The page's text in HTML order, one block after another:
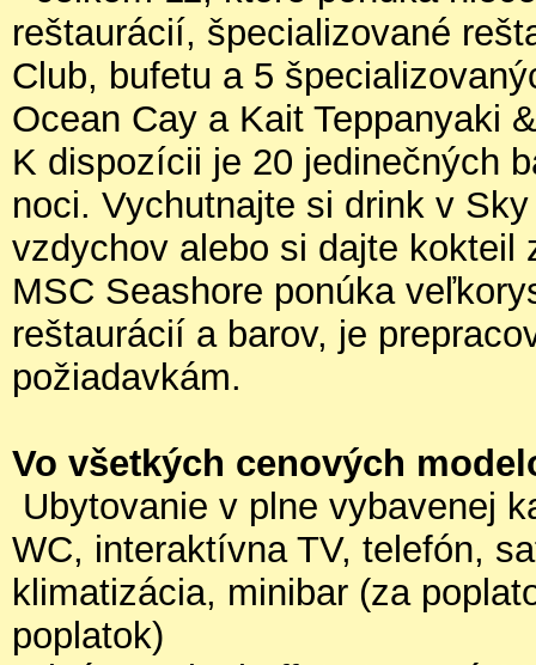
reštaurácií, špecializované
Club, bufetu a 5
Ocean Cay a Kait Teppanyaki
K dispozícii je 20 jedinečných
noci. Vychutnajte si drink v
vzdychov alebo si dajte kokteil
MSC Seashore ponúka
reštaurácií a barov, je
požiadavkám.
Vo všetkých cenových
Ubytovanie v plne vybavenej
WC, interaktívna TV, telefón,
klimatizácia, minibar (za
poplatok)